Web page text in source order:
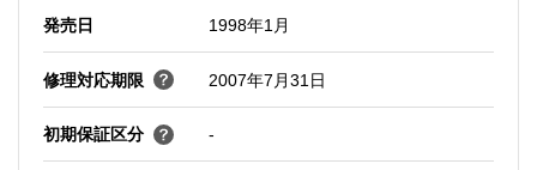
発売日 1998年1月
修理対応期限 2007年7月31日
初期保証区分 -